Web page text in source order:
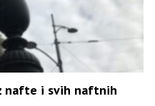
nafte i svih naftnih